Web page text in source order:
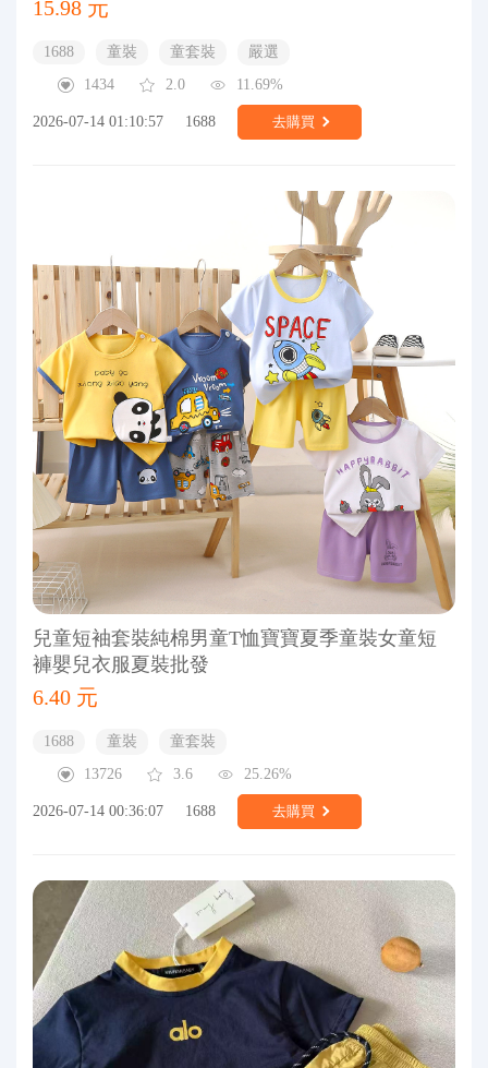
15.98 元
1688 童裝 童套裝
嚴選
1434
2.0 11.69%
2026-07-14 01:10:57 1688 去購買
兒童短袖套裝純棉男童T恤寶寶夏季童裝女童短
褲嬰兒衣服夏裝批發
6.40 元
1688 童裝
童套裝
13726
3.6 25.26%
2026-07-14 00:36:07 1688 去購買